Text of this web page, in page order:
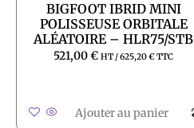
BIGFOOT IBRID MINI
POLISSEUSE ORBITALE
ALÉATOIRE – HLR75/STB
521,00€ HT /625,20€TTC
Ajouter au panier